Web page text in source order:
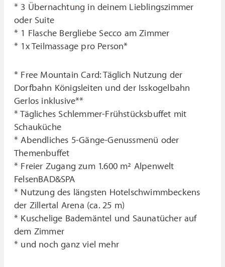
* 3 Übernachtung in deinem Lieblingszimmer
oder Suite
* 1 Flasche Bergliebe Secco am Zimmer
* 1x Teilmassage pro Person*
* Free Mountain Card: Täglich Nutzung der
Dorfbahn Königsleiten und der Isskogelbahn
Gerlos inklusive**
* Tägliches Schlemmer-Frühstücksbuffet mit
Schauküche
* Abendliches 5-Gänge-Genussmenü oder
Themenbuffet
* Freier Zugang zum 1.600 m² Alpenwelt
FelsenBAD&SPA
* Nutzung des längsten Hotelschwimmbeckens
der Zillertal Arena (ca. 25 m)
* Kuschelige Bademäntel und Saunatücher auf
dem Zimmer
* und noch ganz viel mehr